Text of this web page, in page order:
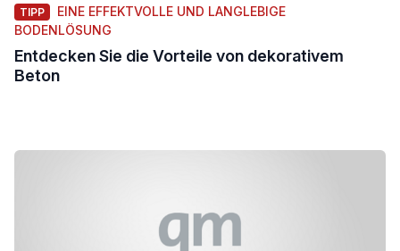
TIPP
EINE EFFEKTVOLLE UND LANGLEBIGE
BODENLÖSUNG
Entdecken Sie die Vorteile von dekorativem
Beton